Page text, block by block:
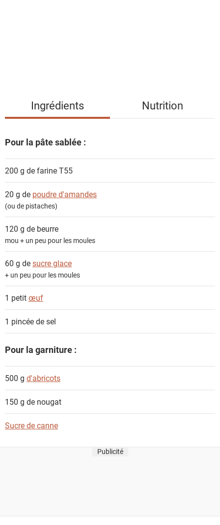
d
n
s
Ingrédients Nutrition
Pour la pâte sablée :
200 g defarine T55
20 g de poudre d'amandes
(ou de pistaches)
120 g de beurre
mou + un peu pour les moules
60 g desucre glace
+ un peu pour les moules
1 petitœuf
1 pincée desel
Pour la garniture :
500 g d'abricots
150 g de nougat
Sucre de canne
Publicité